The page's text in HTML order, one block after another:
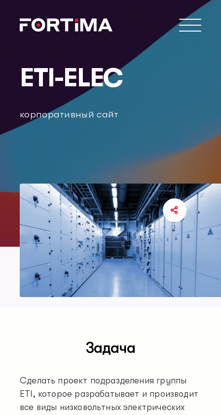
ETI-ELEC
корпоративный сайт
Задача
Сделать проект подразделения группы
ETI, которое разрабатывает и производит
все виды низковольтных электрических